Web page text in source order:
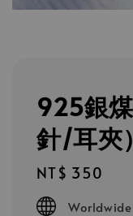
925銀
針/耳夾）
Regular
price
NT$ 350